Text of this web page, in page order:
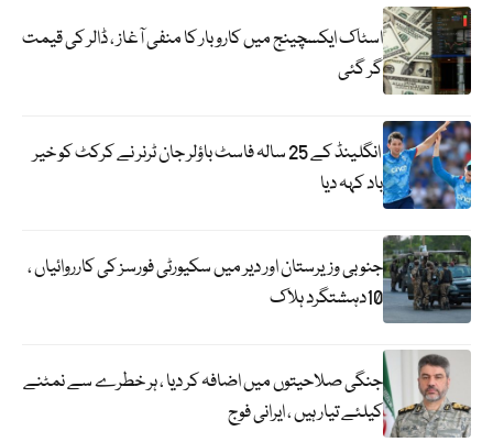
اسٹاک ایکسچینج میں کاروبار کا منفی آغاز ، ڈالر کی قیمت
گر گئی
انگلینڈ کے 25 سالہ فاسٹ باؤلر جان ٹرنر نے کرکٹ کو خیر
باد کہہ دیا
جنوبی وزیرستان اور دیر میں سکیورٹی فورسز کی کارروائیاں ،
10دہشتگرد ہلاک
جنگی صلاحیتوں میں اضافہ کر دیا ، ہر خطرے سے نمٹنے
کیلئے تیار ہیں ، ایرانی فوج